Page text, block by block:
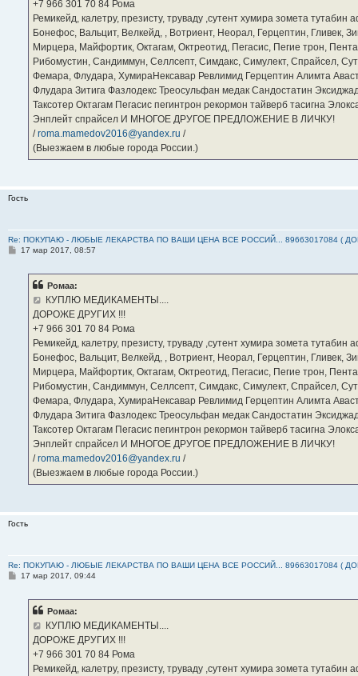
‪+7 966 301 70 84‬ Рома
Ремикейд, калетру, презисту, труваду ,сутент хумира зомета
Бонефос, Вальцит, Велкейд, , Вотриент, Неорал, Герцептин, Гливек,
Мирцера, Майфортик, Октагам, Октреотид, Пегасис, Пегие трон,
Рибомустин, Сандиммун, Селлсепт, Симдакс, Симулект, Спрайсел,
Фемара, Флудара, ХумираНексавар Ревлимид Герцептин Алимта
Флудара Зитига Фазлодекс Треосульфан медак Сандостатин
Таксотер Октагам Пегасис пегинтрон рекормон тайверб тасигна
Энплейт спрайсел И МНОГОЕ ДРУГОЕ ПРЕДЛОЖЕНИЕ В ЛИЧКУ!
/roma.mamedov2016@yandex.ru /
(Выезжаем в любые города России.)
Гость
Re: ПОКУПАЮ - ЛЮБЫЕ ЛЕКАРСТВА ПО ВАШИ ЦЕНА ВСЕ РОССИЙ... 89663017084 (
С17 мар 2017, 08:57
Ромаа:
КУПЛЮ МЕДИКАМЕНТЫ....
ДОРОЖЕ ДРУГИХ !!!
‪+7 966 301 70 84‬ Рома
Ремикейд, калетру, презисту, труваду ,сутент хумира зомета
Бонефос, Вальцит, Велкейд, , Вотриент, Неорал, Герцептин, Гливек,
Мирцера, Майфортик, Октагам, Октреотид, Пегасис, Пегие трон,
Рибомустин, Сандиммун, Селлсепт, Симдакс, Симулект, Спрайсел,
Фемара, Флудара, ХумираНексавар Ревлимид Герцептин Алимта
Флудара Зитига Фазлодекс Треосульфан медак Сандостатин
Таксотер Октагам Пегасис пегинтрон рекормон тайверб тасигна
Энплейт спрайсел И МНОГОЕ ДРУГОЕ ПРЕДЛОЖЕНИЕ В ЛИЧКУ!
/roma.mamedov2016@yandex.ru /
(Выезжаем в любые города России.)
Гость
Re: ПОКУПАЮ - ЛЮБЫЕ ЛЕКАРСТВА ПО ВАШИ ЦЕНА ВСЕ РОССИЙ... 89663017084 (
С17 мар 2017, 09:44
Ромаа:
КУПЛЮ МЕДИКАМЕНТЫ....
ДОРОЖЕ ДРУГИХ !!!
‪+7 966 301 70 84‬ Рома
Ремикейд, калетру, презисту, труваду ,сутент хумира зомета